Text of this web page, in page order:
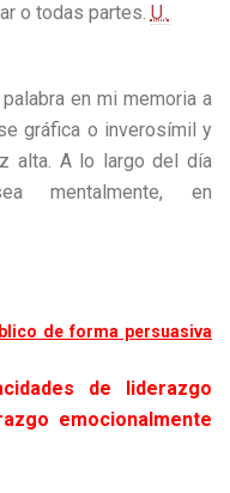
o todas partes. U.
en mi memoria a
gráfica o inverosímil y
alta. A lo largo del día
mentalmente, en
de forma persuasiva
de liderazgo
emocionalmente